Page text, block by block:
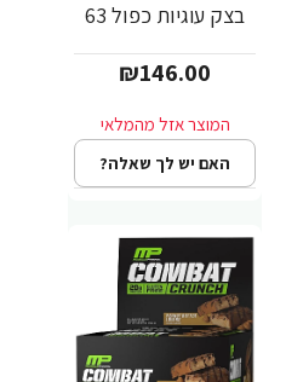
בצק עוגיות כפול 63
מבית MusclePharm₪146.00
האם יש לך שאלה?